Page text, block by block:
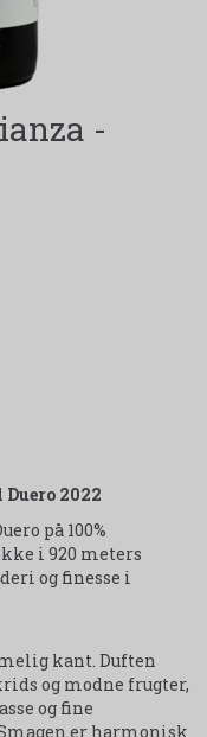
-
Duero 2022
på 100%
i 920 meters
og finesse i
kant. Duften
og modne frugter,
og fine
er harmonisk